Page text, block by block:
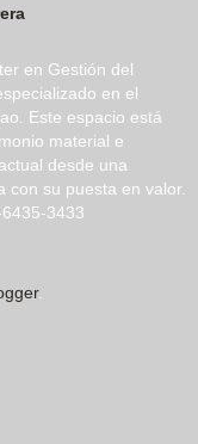
en Gestión del
en el
Este espacio está
material e
desde una
su puesta en valor.
3433
.